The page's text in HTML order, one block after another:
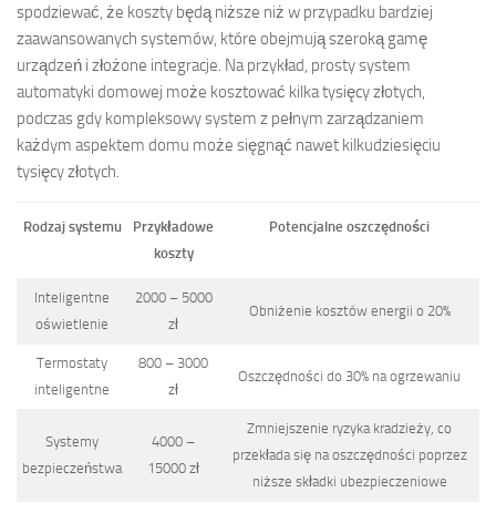
spodziewać, że koszty będą niższe niż w przypadku bardziej
zaawansowanych systemów, które obejmują szeroką gamę
urządzeń i złożone integracje. Na przykład, prosty system
automatyki domowej może kosztować kilka tysięcy złotych,
podczas gdy kompleksowy system z pełnym zarządzaniem
każdym aspektem domu może sięgnąć nawet kilkudziesięciu
tysięcy złotych.
Rodzaj systemu
Przykładowe
koszty
Potencjalne oszczędności
Inteligentne
oświetlenie
2000 – 5000
zł
Obniżenie kosztów energii o 20%
Termostaty
inteligentne
800 – 3000
zł
Oszczędności do 30% na ogrzewaniu
Systemy
bezpieczeństwa
4000 –
15000 zł
Zmniejszenie ryzyka kradzieży, co
przekłada się na oszczędności poprzez
niższe składki ubezpieczeniowe